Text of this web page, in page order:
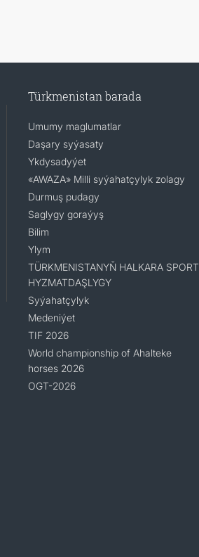
Türkmenistan barada
Umumy maglumatlar
Daşary syýasaty
Ykdysadyýet
«AWAZA» Milli syýahatçylyk zolagy
Durmuş pudagy
Saglygy goraýyş
Bilim
Ylym
TÜRKMENISTANYŇ HALKARA SPORT
HYZMATDAŞLYGY
Syýahatçylyk
Medeniýet
TIF 2026
World championship of Ahalteke
horses 2026
OGT-2026